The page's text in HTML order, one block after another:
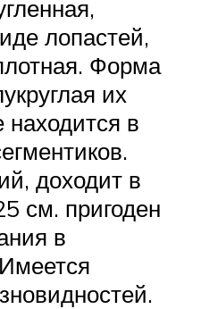
лопастей,
Форма
их
в
доходит в
см. пригоден
в